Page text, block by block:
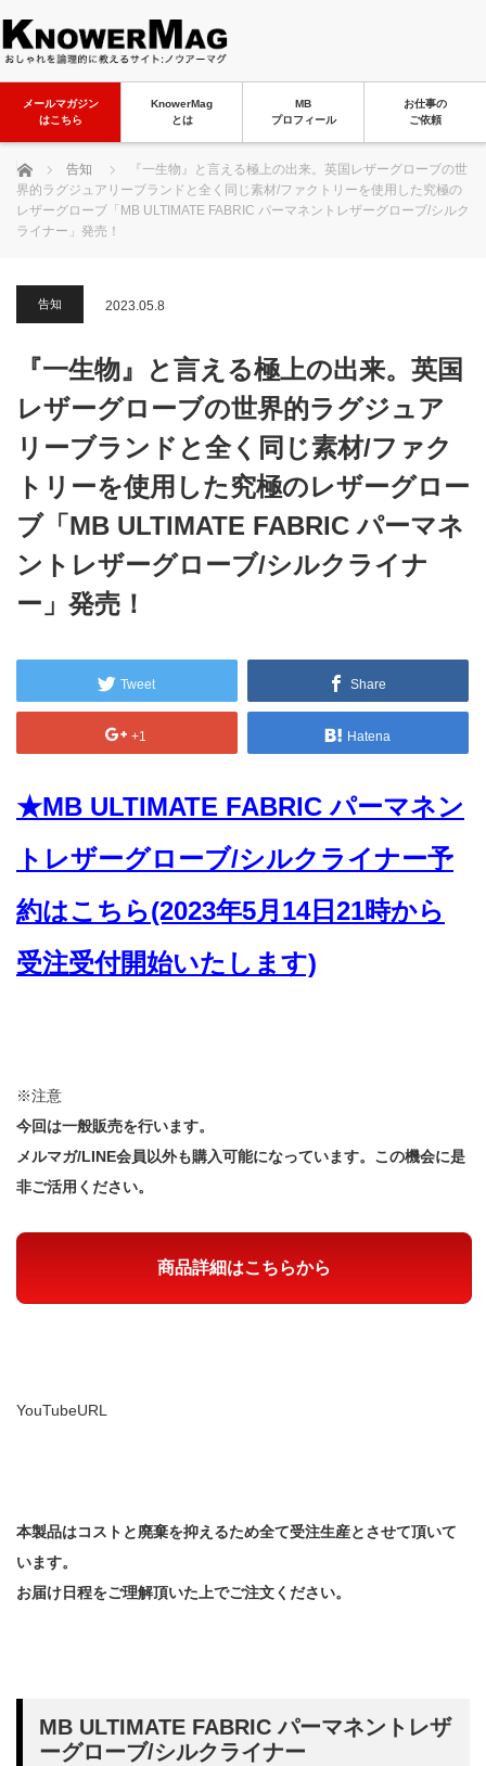
メールマガジン
はこちら
KnowerMag
とは
MB
プロフィール
お仕事の
ご依頼
ホーム 告知
『一生物』と言える極上の出来。英国レザーグローブの世
界的ラグジュアリーブランドと全く同じ素材/ファクトリーを使用した究極の
レザーグローブ「MB ULTIMATE FABRIC パーマネントレザーグローブ/シルク
ライナー」発売！
告知 2023.05.8
『一生物』と言える極上の出来。英国
レザーグローブの世界的ラグジュア
リーブランドと全く同じ素材/ファク
トリーを使用した究極のレザーグロー
ブ「MB ULTIMATE FABRIC パーマネ
ントレザーグローブ/シルクライナ
ー」発売！
Tweet Share
+1 Hatena
★MB ULTIMATE FABRIC パーマネン
トレザーグローブ/シルクライナー予
約はこちら(2023年5月14日21時から
受注受付開始いたします)
※注意
今回は一般販売を行います。
メルマガ/LINE会員以外も購入可能になっています。この機会に是
非ご活用ください。
商品詳細はこちらから
YouTubeURL
本製品はコストと廃棄を抑えるため全て受注生産とさせて頂いて
います。
お届け日程をご理解頂いた上でご注文ください。
MB ULTIMATE FABRIC パーマネントレザ
ーグローブ/シルクライナー